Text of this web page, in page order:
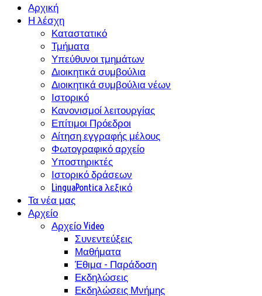
Αρχική
Η λέσχη
Καταστατικό
Τμήματα
Υπεύθυνοι τμημάτων
Διοικητικά συμβούλια
Διοικητικά συμβούλια νέων
Ιστορικό
Κανονισμοί λειτουργίας
Επίτιμοι Πρόεδροι
Αίτηση εγγραφής μέλους
Φωτογραφικό αρχείο
Υποστηρικτές
Ιστορικό δράσεων
LinguaPontica λεξικό
Τα νέα μας
Αρχείο
Αρχείο Video
Συνεντεύξεις
Μαθήματα
Έθιμα - Παράδοση
Εκδηλώσεις
Εκδηλώσεις Μνήμης